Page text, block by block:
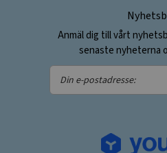
Anmäl dig till vårt
senaste nyheterna
Din
e-